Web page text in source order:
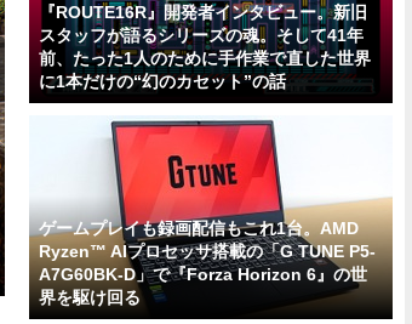
『ROUTE16R』開発者インタビュー。新旧
スタッフが語るシリーズの魂。そして41年
前、たった1人のために手作業で直した世界
に1本だけの“幻のカセット”の話
ゲームプレイも録画配信もこれ1台。AMD
Ryzen™ AIプロセッサ搭載の「G TUNE P5-
A7G60BK-D」で『Forza Horizon 6』の世
界を駆け回る